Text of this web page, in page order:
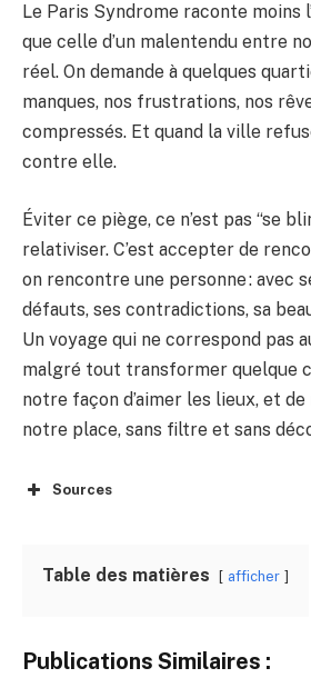
Le Paris Syndrome raconte moins
que celle d’un malentendu entre
réel. On demande à quelques
manques, nos frustrations, nos
compressés. Et quand la ville
contre elle.
Éviter ce piège, ce n’est pas “se
relativiser. C’est accepter de
on rencontre une personne : avec
défauts, ses contradictions, sa
Un voyage qui ne correspond pas
malgré tout transformer quelque
notre façon d’aimer les lieux, et
notre place, sans filtre et sans
Sources
Table des matières afficher
Publications Similaires :